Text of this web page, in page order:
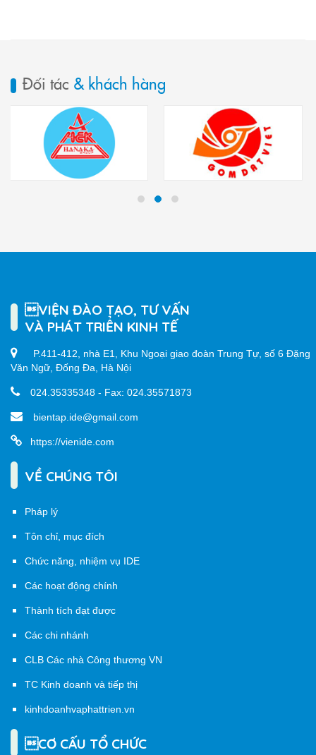
Đối tác & khách hàng
VIỆN ĐÀO TẠO, TƯ VẤN
VÀ PHÁT TRIỂN KINH TẾ
P.411-412, nhà E1, Khu Ngoại giao đoàn Trung Tự, số 6 Đặng
Văn Ngữ, Đống Đa, Hà Nội
024.35335348 - Fax: 024.35571873
bientap.ide@gmail.com
https://vienide.com
VỀ CHÚNG TÔI
Pháp lý
Tôn chỉ, mục đích
Chức năng, nhiệm vụ IDE
Các hoạt động chính
Thành tích đạt được
Các chi nhánh
CLB Các nhà Công thương VN
TC Kinh doanh và tiếp thị
kinhdoanhvaphattrien.vn
CƠ CẤU TỔ CHỨC